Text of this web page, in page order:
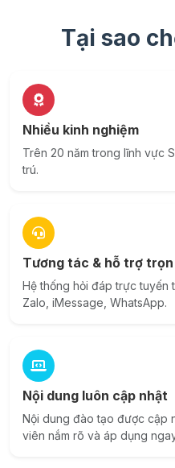
Tại sao
Nhiều kinh nghiệm
Trên 20 năm trong lĩnh vực
trú.
Tương tác & hỗ trợ
Hệ thống hỏi đáp trực tuyến
Zalo, iMessage, WhatsApp.
Nội dung luôn cập nhật
Nội dung đào tạo được cập
viên nắm rõ và áp dụng